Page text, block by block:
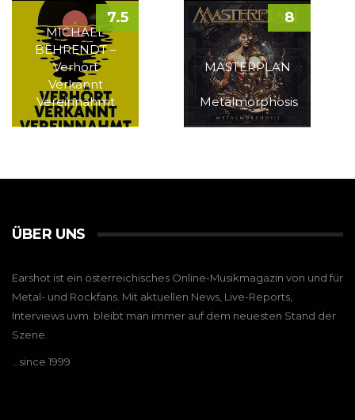
MICHAEL
BEHRENDT –
Verhört
Verkannt
Vereinnahmt
7.5
MASTERPLAN
–
Metalmorphosis
8
ÜBER UNS
Earshot ist ein österreichisches Online-Musikmagazin von und für
Metal- und Rockfans. Mit aktuellen News, Live-Reports,
Interviews uvm. bleibt man immer auf dem neuesten Stand der
Szene.
…since 1999